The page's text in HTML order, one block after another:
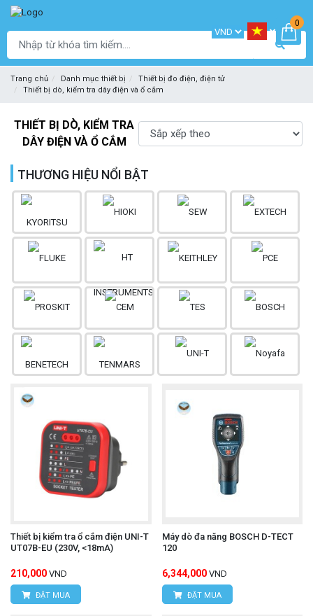
0
Trang chủ Danh mục thiết bị
Thiết bị đo điện, điện tử
Thiết bị dò, kiểm tra dây điện và ổ cắm
THIẾT BỊ DÒ, KIỂM TRA
DÂY ĐIỆN VÀ Ổ CẮM
THƯƠNG HIỆU NỔI BẬT
Thiết bị kiểm tra ổ cắm điện UNI-T
UT07B-EU (230V, <18mA)
210,000 VND
ĐẶT MUA
Máy dò đa năng BOSCH D-TECT
120
6,344,000 VND
ĐẶT MUA